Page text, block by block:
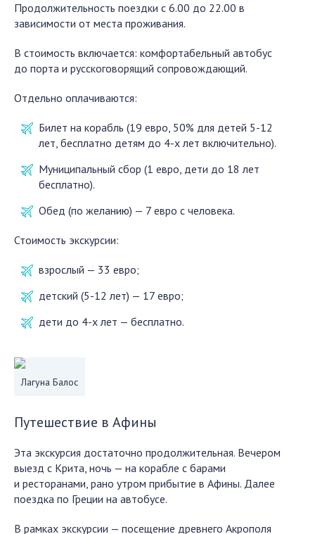
Продолжительность поездки с 6.00 до 22.00 в
зависимости от места проживания.
В стоимость включается: комфортабельный автобус
до порта и русскоговорящий сопровождающий.
Отдельно оплачиваются:
Билет на корабль (19 евро, 50% для детей 5-12
лет, бесплатно детям до 4-х лет включительно).
Муниципальный сбор (1 евро, дети до 18 лет
бесплатно).
Обед (по желанию) — 7 евро с человека.
Стоимость экскурсии:
взрослый — 33 евро;
детский (5-12 лет) — 17 евро;
дети до 4-х лет — бесплатно.
Лагуна Балос
Путешествие в Афины
Эта экскурсия достаточно продолжительная. Вечером
выезд с Крита, ночь — на корабле с барами
и ресторанами, рано утром прибытие в Афины. Далее
поездка по Греции на автобусе.
В рамках экскурсии — посещение древнего Акрополя